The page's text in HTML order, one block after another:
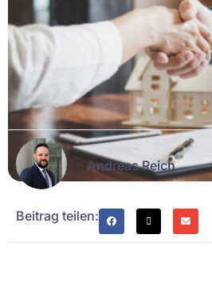
Andreas Reich
Beitrag teilen: